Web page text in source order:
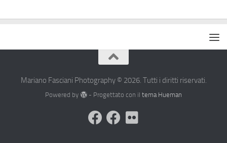
Mariano Fasciani Photography © 2026. Tutti i diritti riservati.
Powered by - Progettato con il tema Hueman